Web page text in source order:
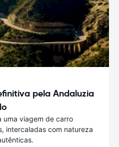
pela Andaluzia
uma viagem de carro
intercaladas com natureza